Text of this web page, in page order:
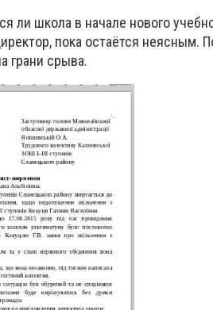
ли школа в начале нового
пока остаётся неясным.
грани срыва.